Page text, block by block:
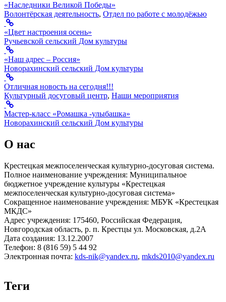
«Наследники Великой Победы»
Волонтёрская деятельность, Отдел по работе с молодёжью
«Цвет настроения осень»
Ручьевской сельский Дом культуры
«Наш адрес – Россия»
Новорахинский сельский Дом культуры
Отличная новость на сегодня!!!
Культурный досуговый центр, Наши мероприятия
Мастер-класс «Ромашка -улыбашка»
Новорахинский сельский Дом культуры
О нас
Крестецкая межпоселенческая культурно-досуговая система.
Полное наименование учреждения: Муниципальное
бюджетное учреждение культуры «Крестецкая
межпоселенческая культурно-досуговая система»
Сокращенное наименование учреждения: МБУК «Крестецкая
МКДС»
Адрес учреждения: 175460, Российская Федерация,
Новгородская область, р. п. Крестцы ул. Московская, д.2А
Дата создания: 13.12.2007
Телефон: 8 (816 59) 5 44 92
Электронная почта: kds-nik@yandex.ru, mkds2010@yandex.ru
Теги